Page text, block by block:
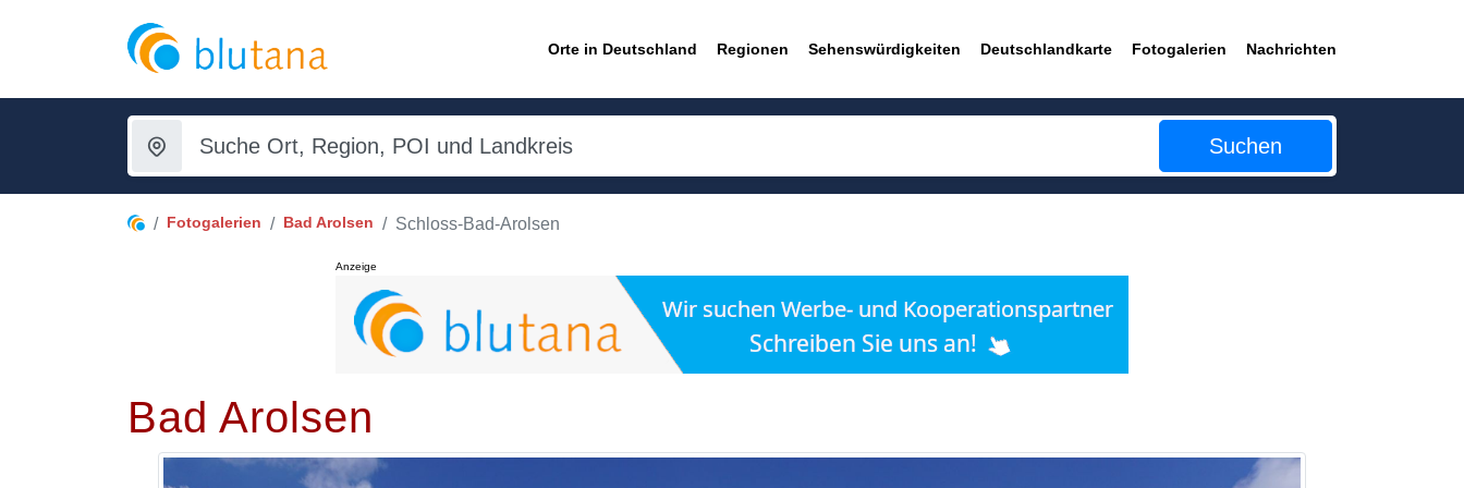
Orte in Deutschland Regionen Sehenswürdigkeiten Deutschlandkarte Fotogalerien Nachrichten
Suchen
Fotogalerien Bad Arolsen Schloss-Bad-Arolsen
Anzeige
Bad Arolsen